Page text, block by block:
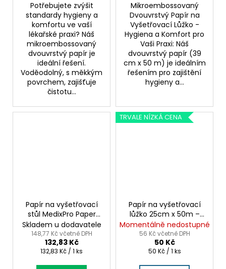
Potřebujete zvýšit
standardy hygieny a
komfortu ve vaší
lékařské praxi? Náš
mikroembossovaný
dvouvrstvý papír je
ideální řešení.
Voděodolný, s měkkým
povrchem, zajišťuje
čistotu...
Mikroembossovaný
Dvouvrstvý Papír na
Vyšetřovací Lůžko -
Hygiena a Komfort pro
Vaši Praxi: Náš
dvouvrstvý papír (39
cm x 50 m) je ideálním
řešením pro zajištění
hygieny a...
Papír na vyšetřovací
stůl MedixPro Paper
50cm x 50m –
barevný 2vrstvý
Skladem u dodavatele
148,77 Kč včetně DPH
132,83 Kč
Měrná
132,83 Kč / 1 ks
TRVALE NÍZKÁ CENA
Papír na vyšetřovací
lůžko 25cm x 50m –
mikroembossovaný a
dvouvrstvý
Momentálně nedostupné
56 Kč včetně DPH
50 Kč
Měrná
50 Kč / 1 ks